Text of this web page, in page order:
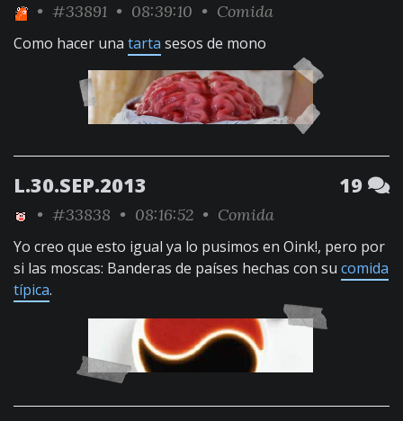
• #33891 • 08:39:10 • Comida
Como hacer una tarta sesos de mono
L.30.SEP.2013 19
• #33838 • 08:16:52 • Comida
Yo creo que esto igual ya lo pusimos en Oink!, pero por
si las moscas: Banderas de países hechas con su comida
típica.